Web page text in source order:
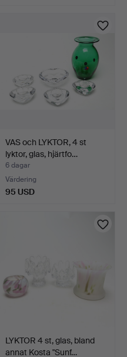
VAS och LYKTOR, 4 st
lyktor, glas, hjärtfo…
6 dagar
Värdering
95 USD
LYKTOR 4 st, glas, bland
annat Kosta "Sunf…